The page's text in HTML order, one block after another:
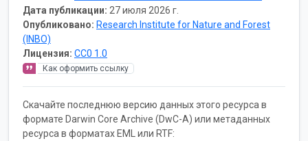
Дата публикации: 27 июля 2026 г.
Опубликовано: Research Institute for Nature and Forest
(INBO)
Лицензия: CC0 1.0
Как оформить ссылку
Скачайте последнюю версию данных этого ресурса в
формате Darwin Core Archive (DwC-A) или метаданных
ресурса в форматах EML или RTF: